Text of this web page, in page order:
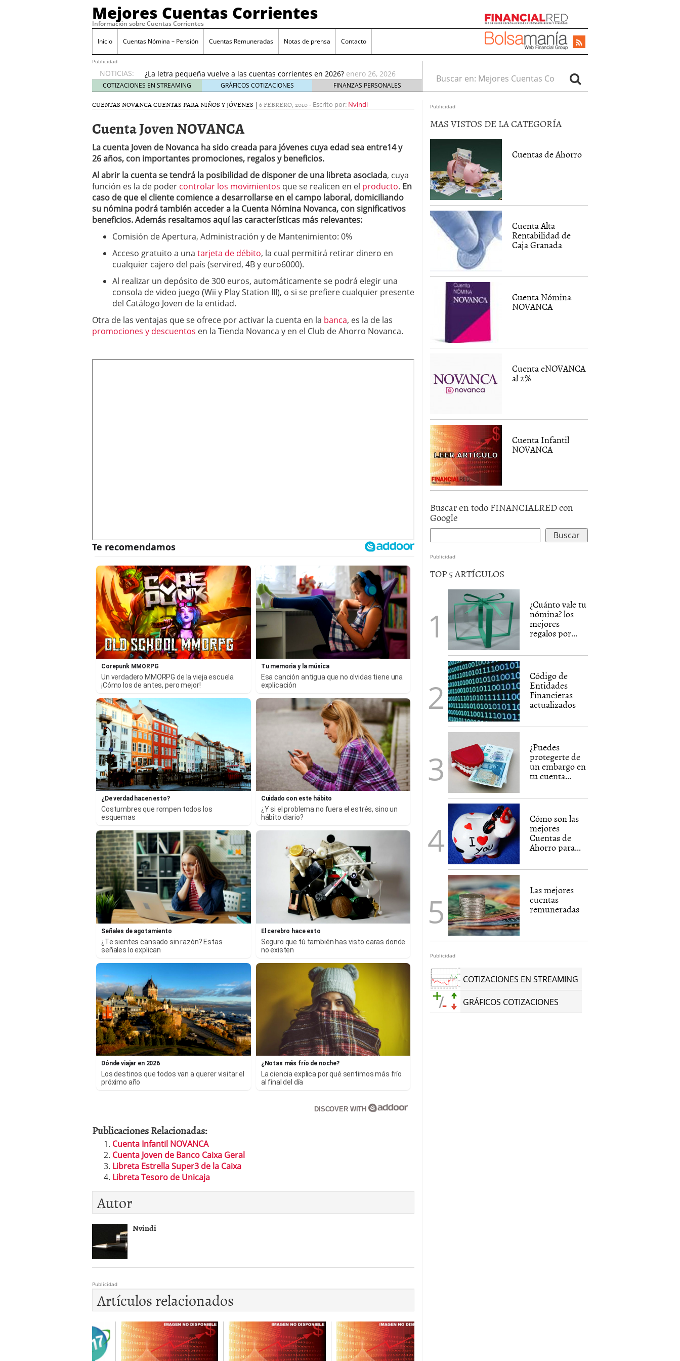
Mejores Cuentas Corrientes
Información sobre Cuentas Corrientes
Inicio Cuentas Nómina – Pensión Cuentas Remuneradas Notas de prensa Contacto
Publicidad
NOTICIAS:
¿La letra pequeña vuelve a las cuentas corrientes en 2026? enero 26, 2026
Checklist para evaluar cuentas corrientes antes de abrir una nueva enero
21, 2026
Cuenta remunerada vs cuenta estándar: ¿cuál elegir? enero 17, 2026
menores de 35 años enero 9, 2026
Banco Sabadell anuncia reducción de remuneración en su cuenta online
desde febrero 2026: qué te afecta enero 5, 2026
¿La letra pequeña vuelve a las cuentas corrientes en 2026?
COTIZACIONES EN STREAMING GRÁFICOS COTIZACIONES FINANZAS PERSONALES
Buscar en:
CUENTAS NOVANCACUENTAS PARA NIÑOS Y JÓVENES | 6 FEBRERO, 2010- Escrito por: Nvindi
Cuenta Joven NOVANCA
La cuenta Joven de Novanca ha sido creada para jóvenes cuya edad sea entre14 y
26 años, con importantes promociones, regalos y beneficios.
Al abrir la cuenta se tendrá la posibilidad de disponer de una libreta asociada, cuya
función es la de poder controlar los movimientos que se realicen en el producto. En
caso de que el cliente comience a desarrollarse en el campo laboral, domiciliando
su nómina podrá también acceder a la Cuenta Nómina Novanca, con significativos
beneficios. Además resaltamos aquí las características más relevantes:
Comisión de Apertura, Administración y de Mantenimiento: 0%
Acceso gratuito a una tarjeta de débito, la cual permitirá retirar dinero en
cualquier cajero del país (servired, 4B y euro6000).
Al realizar un depósito de 300 euros, automáticamente se podrá elegir una
consola de video juego (Wii y Play Station III), o si se prefiere cualquier presente
del Catálogo Joven de la entidad.
Otra de las ventajas que se ofrece por activar la cuenta en la banca, es la de las
promociones y descuentos en la Tienda Novanca y en el Club de Ahorro Novanca.
Corepunk MMORPG
Un verdadero MMORPG de la vieja escuela
¡Cómo los de antes, pero mejor!
Tu memoria y la música
Esa canción antigua que no olvidas tiene una
explicación
¿De verdad hacen esto?
Costumbres que rompen todos los
esquemas
Cuidado con este hábito
¿Y si el problema no fuera el estrés, sino un
hábito diario?
Señales de agotamiento
¿Te sientes cansado sin razón? Estas
señales lo explican
El cerebro hace esto
Seguro que tú también has visto caras donde
no existen
Dónde viajar en 2026
Los destinos que todos van a querer visitar el
próximo año
¿Notas más frío de noche?
La ciencia explica por qué sentimos más frío
al final del día
DISCOVER WITH
Publicaciones Relacionadas:
Cuenta Infantil NOVANCA
Cuenta Joven de Banco Caixa Geral
Libreta Estrella Super3 de la Caixa
Libreta Tesoro de Unicaja
Autor
Nvindi
Publicidad
Artículos relacionados
Publicidad
MAS VISTOS DE LA CATEGORÍA
Cuentas de Ahorro
Cuenta Alta
Rentabilidad de
Caja Granada
Cuenta Nómina
NOVANCA
Cuenta eNOVANCA
al 2%
Cuenta Infantil
NOVANCA
Buscar en todo FINANCIALRED con
Google
Publicidad
TOP 5 ARTÍCULOS
¿Cuánto vale tu
nómina? los
mejores
regalos por...
Código de
Entidades
Financieras
actualizados
¿Puedes
protegerte de
un embargo en
tu cuenta...
Cómo son las
mejores
Cuentas de
Ahorro para...
Las mejores
cuentas
remuneradas
Publicidad
COTIZACIONES EN STREAMING
GRÁFICOS COTIZACIONES